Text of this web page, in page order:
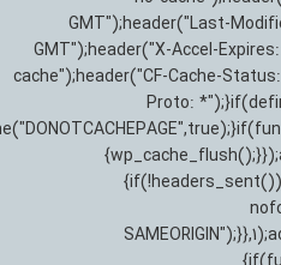
GMT");header("Last-
GMT");header("X-Accel-
cache");header("CF-Cache-
Proto: